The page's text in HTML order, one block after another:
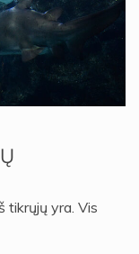
tikrųjų yra. Vis